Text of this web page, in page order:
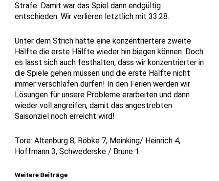
Weitere Beiträge
Strafe. Damit war das Spiel dann endgültig
entschieden. Wir verlieren letztlich mit 33:28.
Unter dem Strich hätte eine konzentriertere zweite
Hälfte die erste Hälfte wieder hin biegen können. Doch
es lässt sich auch festhalten, dass wir konzentrierter in
die Spiele gehen müssen und die erste Hälfte nicht
immer verschlafen dürfen! In den Ferien werden wir
Lösungen für unsere Probleme erarbeiten und dann
wieder voll angreifen, damit das angestrebten
Saisonziel noch erreicht wird!
Tore: Altenburg 8, Röbke 7, Meinking/ Heinrich 4,
Hoffmann 3, Schwederske / Brune 1